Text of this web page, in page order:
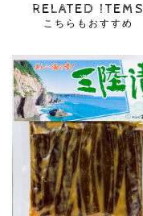
RELATED ITEMS
こちらもおすすめ